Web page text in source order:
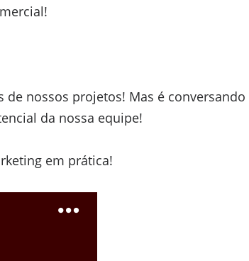
de nossos projetos! Mas é conversando
da nossa equipe!
em prática!